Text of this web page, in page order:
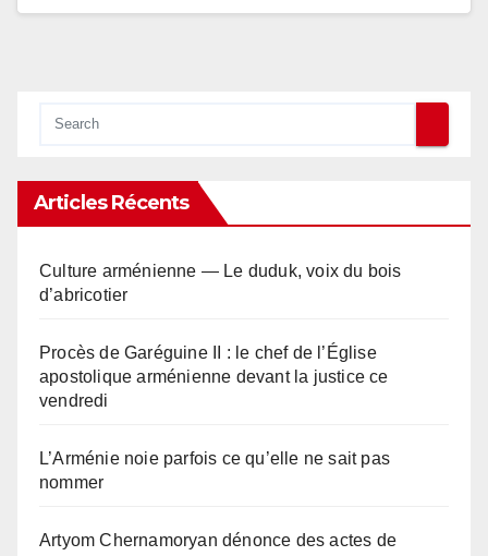
Articles Récents
Culture arménienne — Le duduk, voix du bois
d’abricotier
Procès de Garéguine II : le chef de l’Église
apostolique arménienne devant la justice ce
vendredi
L’Arménie noie parfois ce qu’elle ne sait pas
nommer
Artyom Chernamoryan dénonce des actes de